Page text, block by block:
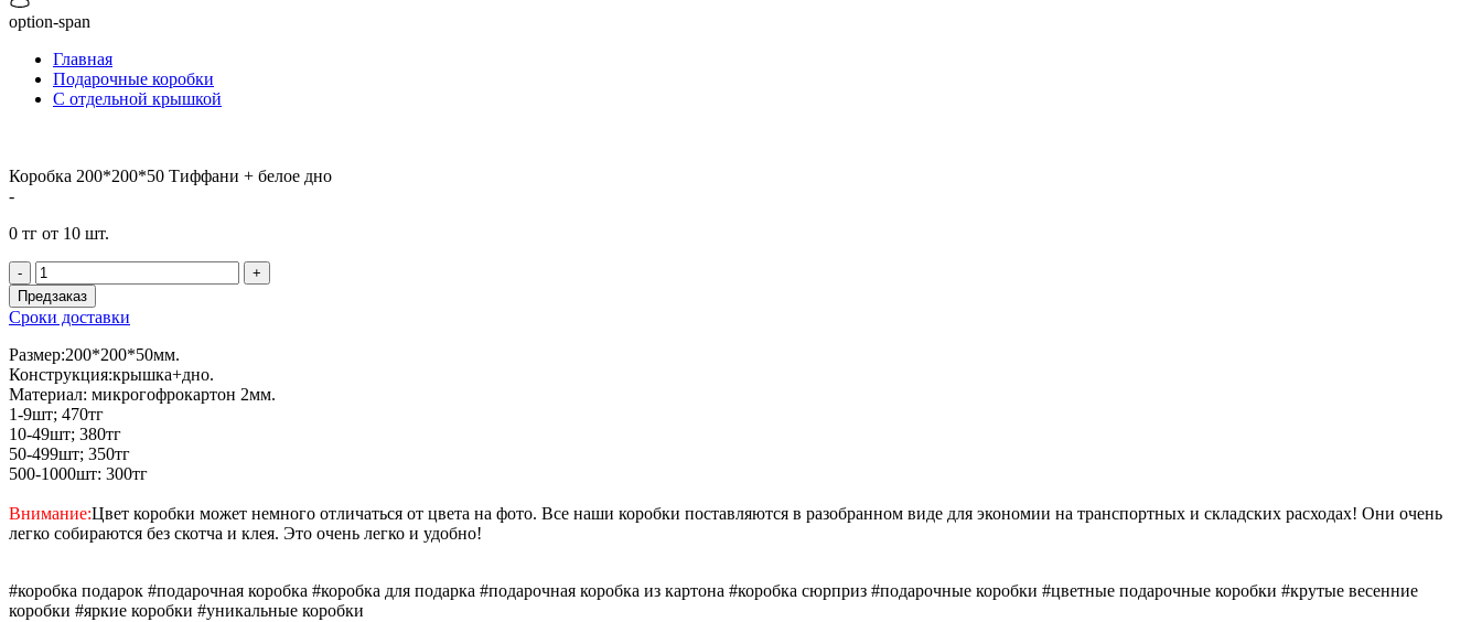
option-span
Главная
Подарочные коробки
С отдельной крышкой
Коробка 200*200*50 Тиффани + белое дно
-
0 тг от 10 шт.
-
+
Предзаказ
Сроки доставки
Размер:200*200*50мм.
Конструкция:крышка+дно.
Материал: микрогофрокартон 2мм.
1-9шт; 470тг
10-49шт; 380тг
50-499шт; 350тг
500-1000шт: 300тг
Внимание:Цвет коробки может немного отличаться от цвета на фото. Все наши коробки поставляются в разобранном виде для экономии на транспортных и складских расходах! Они очень
легко собираются без скотча и клея. Это очень легко и удобно!
#коробка подарок #подарочная коробка #коробка для подарка #подарочная коробка из картона #коробка сюрприз #подарочные коробки #цветные подарочные коробки #крутые весенние
коробки #яркие коробки #уникальные коробки